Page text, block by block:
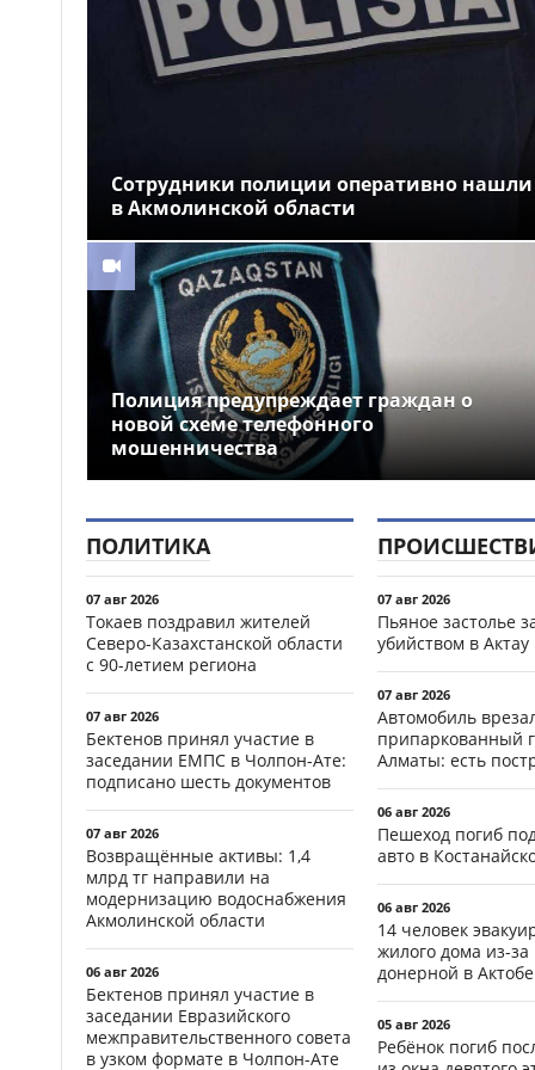
мероприятий
Как в Астане очищают
жителей Северо-
Казахстанской области с 90-
18:28
Когда счёт идёт на
минуты: медицинская авиация
Казахстана выполнила более
1300 вылетов за семь месяцев
Сотрудники полиции оперативно
в Акмолинской области
Полиция предупреждает граждан о
новой схеме телефонного
мошенничества
ПОЛИТИКА
07 авг 2026
Токаев поздравил жителей
Северо-Казахстанской области
с 90-летием региона
07 авг 2026
Бектенов принял участие в
заседании ЕМПС в Чолпон-Ате:
подписано шесть документов
07 авг 2026
Возвращённые активы: 1,4
млрд тг направили на
модернизацию водоснабжения
Акмолинской области
06 авг 2026
Бектенов принял участие в
заседании Евразийского
межправительственного совета
в узком формате в Чолпон-Ате
07 авг 2026
Пьяное застолье
убийством в Актау
07 авг 2026
Автомобиль
припаркованный
Алматы: есть
06 авг 2026
Пешеход погиб
авто в
06 авг 2026
14 человек
жилого дома из-
донерной в Актобе
05 авг 2026
Ребёнок погиб